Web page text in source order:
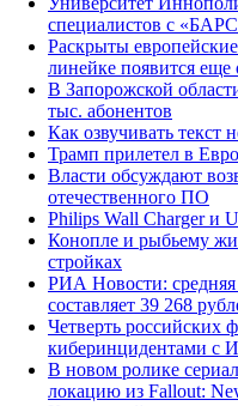
специалистов с
Раскрыты
линейке появится еще
В Запорожской
тыс. абонентов
Как озвучивать
Трамп прилетел в
Власти обсуждают
отечественного ПО
Philips Wall Charger и
Конопле и рыбьему
стройках
РИА Новости:
составляет 39 268
Четверть российских
киберинцидентами с
В новом ролике
локацию из Fallout: